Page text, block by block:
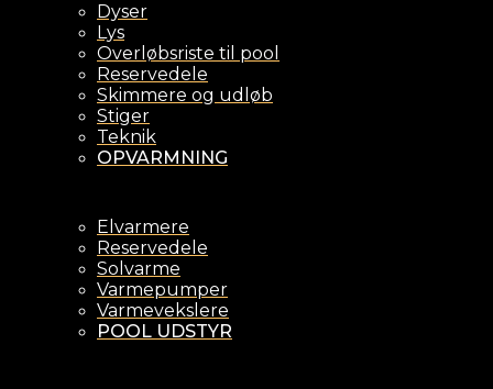
Dyser
Lys
Overløbsriste til pool
Reservedele
Skimmere og udløb
Stiger
Teknik
OPVARMNING
Elvarmere
Reservedele
Solvarme
Varmepumper
Varmevekslere
POOL UDSTYR